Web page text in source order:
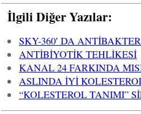
İlgili Diğer Yazılar:
SKY-360′ DA
ANTİBİYOTİK TEHLİKESİ
KANAL 24 FARKINDA
ASLINDA İYİ
“KOLESTEROL TANIMI”